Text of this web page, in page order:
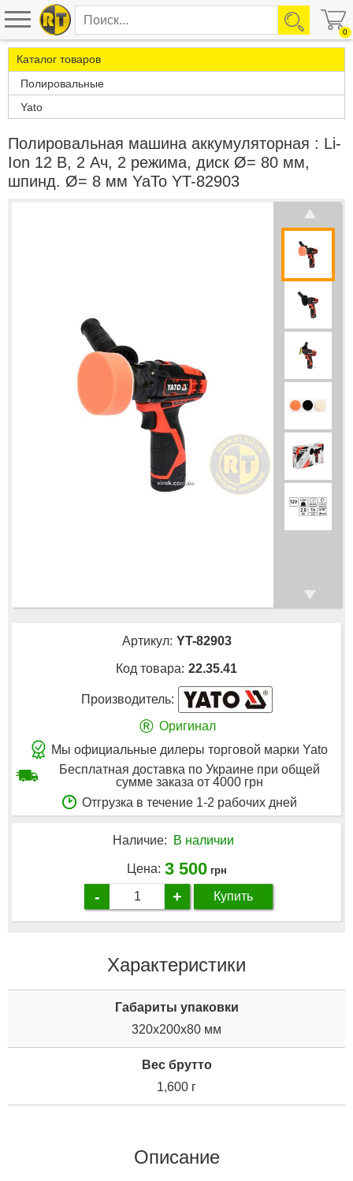
0
Каталог товаров
Полировальные
Yato
Полировальная машина аккумуляторная : Li-
Ion 12 В, 2 Ач, 2 режима, диск Ø= 80 мм,
шпинд. Ø= 8 мм YaTo YT-82903
Артикул: YT-82903
Код товара: 22.35.41
Производитель:
® Оригинал
Мы официальные дилеры торговой марки Yato
Бесплатная доставка по Украине при общей
сумме заказа от 4000 грн
Отгрузка в течение 1-2 рабочих дней
Наличие: В наличии
Цена: 3 500 грн
- + Купить
Характеристики
Габариты упаковки
320x200x80 мм
Вес брутто
1,600 г
Описание